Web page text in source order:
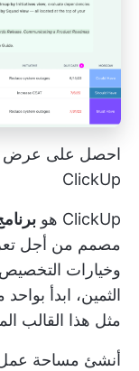
احصل على عرض
ClickUp
ClickUp هو
مصمم من أجل
وخيارات
الثمين، ابدأ
مثل هذا القالب
أنشئ مساحة عمل